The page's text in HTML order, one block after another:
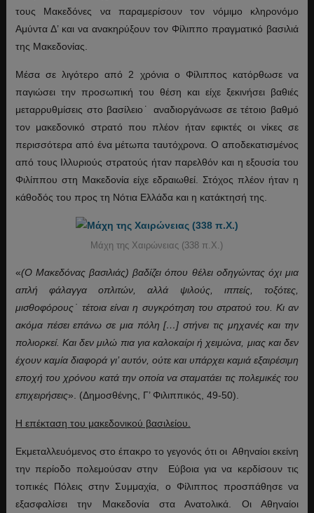
τους Μακεδόνες να παραμερίσουν τον νόμιμο κληρονόμο
Αμύντα Δ’ και να ανακηρύξουν τον Φίλιππο πραγματικό βασιλιά
της Μακεδονίας.
Μέσα σε λιγότερο από 2 χρόνια ο Φίλιππος κατόρθωσε να
παγιώσει την προσωπική του θέση και είχε ξεκινήσει βαθιές
μεταρρυθμίσεις στο βασίλειο˙ αναδιοργάνωσε σε τέτοιο βαθμό
τον μακεδονικό στρατό που πλέον ήταν εφικτές οι νίκες σε
περισσότερα από ένα μέτωπα ταυτόχρονα. Ο αποδεκατισμένος
από τους Ιλλυριούς στρατούς ήταν παρελθόν και η εξουσία του
Φιλίππου στη Μακεδονία είχε εδραιωθεί. Στόχος πλέον ήταν η
κάθοδός του προς τη Νότια Ελλάδα και η κατάκτησή της.
Μάχη της Χαιρώνειας (338 π.Χ.)
«(Ο Μακεδόνας βασιλιάς) βαδίζει όπου θέλει οδηγώντας όχι μια
απλή φάλαγγα οπλιτών, αλλά ψιλούς, ιππείς, τοξότες,
μισθοφόρους˙ τέτοια είναι η συγκρότηση του στρατού του. Κι αν
ακόμα πέσει επάνω σε μια πόλη […] στήνει τις μηχανές και την
πολιορκεί. Και δεν μιλώ πια για καλοκαίρι ή χειμώνα, μιας και δεν
έχουν καμία διαφορά γι’ αυτόν, ούτε και υπάρχει καμιά εξαιρέσιμη
εποχή του χρόνου κατά την οποία να σταματάει τις πολεμικές του
επιχειρήσεις». (Δημοσθένης, Γ’ Φιλιππικός, 49-50).
Η επέκταση του μακεδονικού βασιλείου.
Εκμεταλλευόμενος στο έπακρο το γεγονός ότι οι Αθηναίοι εκείνη
την περίοδο πολεμούσαν στην Εύβοια για να κερδίσουν τις
τοπικές Πόλεις στην Συμμαχία, ο Φίλιππος προσπάθησε να
εξασφαλίσει την Μακεδονία στα Ανατολικά. Οι Αθηναίοι